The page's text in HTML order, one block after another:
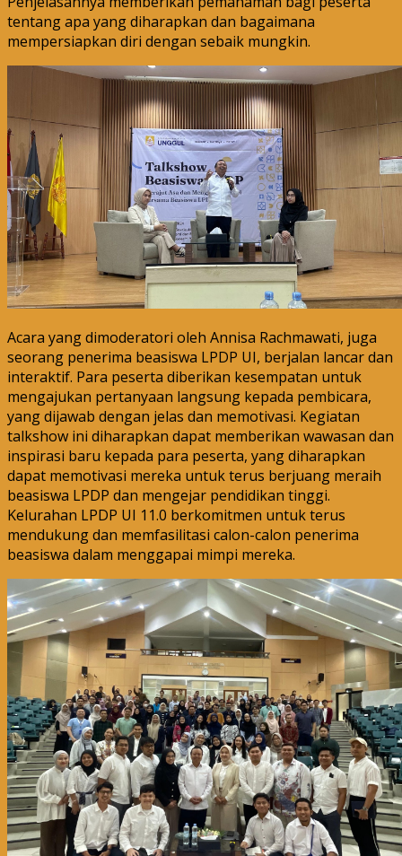
tentang apa yang diharapkan dan bagaimana
mempersiapkan diri dengan sebaik mungkin.
Acara yang dimoderatori oleh Annisa Rachmawati, juga
seorang penerima beasiswa LPDP UI, berjalan lancar dan
interaktif. Para peserta diberikan kesempatan untuk
mengajukan pertanyaan langsung kepada pembicara,
yang dijawab dengan jelas dan memotivasi. Kegiatan
talkshow ini diharapkan dapat memberikan wawasan dan
inspirasi baru kepada para peserta, yang diharapkan
dapat memotivasi mereka untuk terus berjuang meraih
beasiswa LPDP dan mengejar pendidikan tinggi.
Kelurahan LPDP UI 11.0 berkomitmen untuk terus
mendukung dan memfasilitasi calon-calon penerima
beasiswa dalam menggapai mimpi mereka.